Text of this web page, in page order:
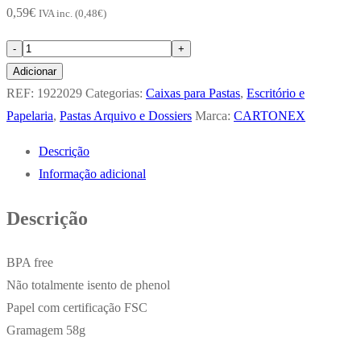
0,59€ IVA inc. (0,48€)
Quantidade
de
Caixa
Cartao
Arquivo
350x290
-
+
Adicionar
REF: 1922029 Categorias: Caixas para Pastas, Escritório e
Papelaria, Pastas Arquivo e Dossiers Marca: CARTONEX
Descrição
Informação adicional
Descrição
BPA free
Não totalmente isento de phenol
Papel com certificação FSC
Gramagem 58g